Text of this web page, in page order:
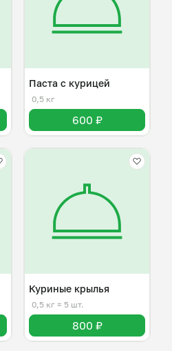
Паста с курицей
0,5 кг
600 ₽
Куриные крылья
0,5 кг ≈ 5 шт.
800 ₽